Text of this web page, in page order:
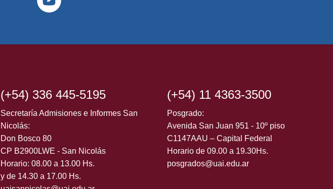
(+54) 336 445-5195
Secretaría Admisiones e Informes San
Nicolás:
Don Bosco 80
CP B2900LWE - San Nicolás
Horario: 08.00 a 13.00 Hs.
y de 14.30 a 17.00 Hs.
(+54) 11 4363-3500
Posgrado:
Avenida San Juan 951 - 10º piso
C1147AAU – Capital Federal
Horario de 09.00 a 19.30Hs.
posgrados@uai.edu.ar